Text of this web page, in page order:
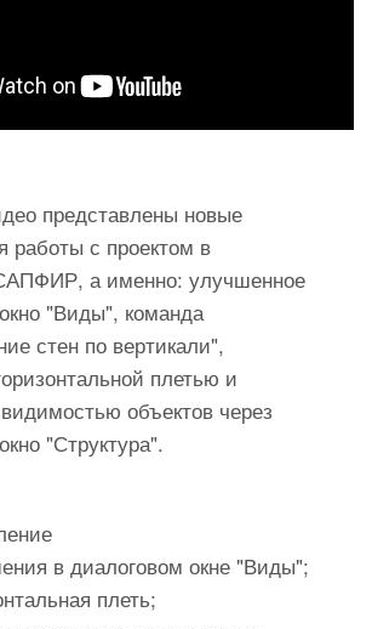
представлены новые
работы с проектом в
а именно: улучшенное
"Виды", команда
стен по вертикали",
плетью и
объектов через
"Структура".
в диалоговом окне "Виды";
плеть;